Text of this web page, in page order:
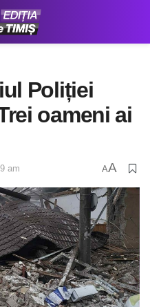
Poliției
oameni ai
am AA